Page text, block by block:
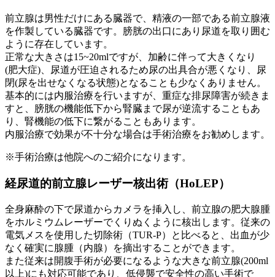
前立腺は男性だけにある臓器で、精液の一部である前立腺液
を作製している臓器です。膀胱の出口にあり尿道を取り囲む
ように存在しています。
正常な大きさは15~20mlですが、加齢に伴って大きくなり
(肥大症)、尿道が圧迫されるため尿の出具合が悪くなり、尿
閉(尿を出せなくなる状態)となることも少なくありません。
基本的には内服治療を行いますが、重症な排尿障害が続きま
すと、膀胱の機能低下から腎臓まで尿が逆流することもあ
り、腎機能の低下に繋がることもあります。
内服治療で効果が不十分な場合は手術治療をお勧めします。
※手術治療は他院へのご紹介になります。
経尿道的前立腺レーザー核出術（HoLEP）
全身麻酔の下で尿道からカメラを挿入し、前立腺の肥大腺腫
をホルミウムレーザーでくりぬくように核出します。従来の
電気メスを使用した切除術（TUR-P）と比べると、出血が少
なく確実に腺腫（内腺）を摘出することができます。
また従来は開腹手術が必要になるような大きな前立腺(200ml
以上)にも対応可能であり、低侵襲で安全性の高い手術で